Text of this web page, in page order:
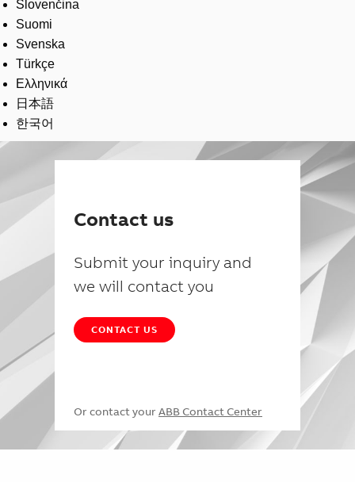
Slovenčina
Suomi
Svenska
Türkçe
Ελληνικά
日本語
한국어
Contact us
Submit your inquiry and
we will contact you
CONTACT US
Or contact your ABB Contact Center